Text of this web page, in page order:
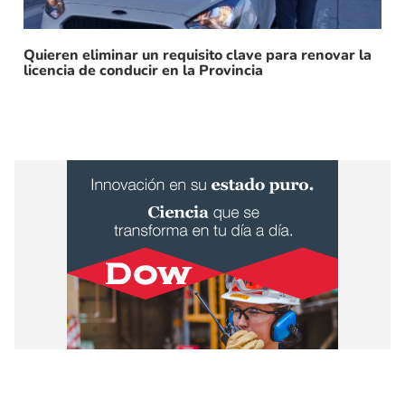
Quieren eliminar un requisito clave para renovar la
licencia de conducir en la Provincia